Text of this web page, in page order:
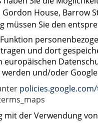
House, Barrow
Sie den
und dort
und/oder
der Verwendung